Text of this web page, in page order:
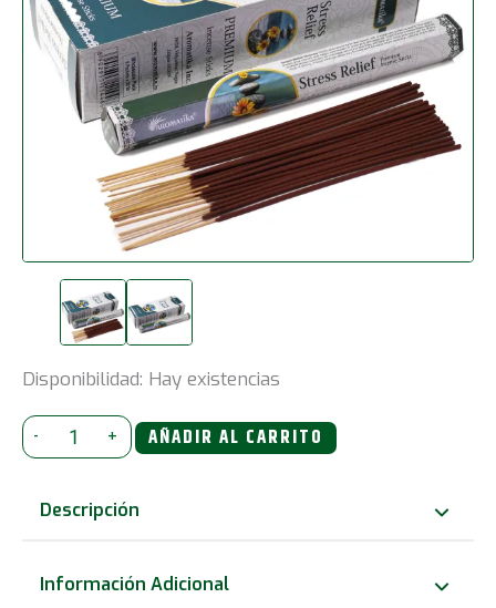
Disponibilidad: Hay existencias
-
Incienso
hexagonal
Aromatika
+ AÑADIR AL CARRITO
Descripción
Información Adicional